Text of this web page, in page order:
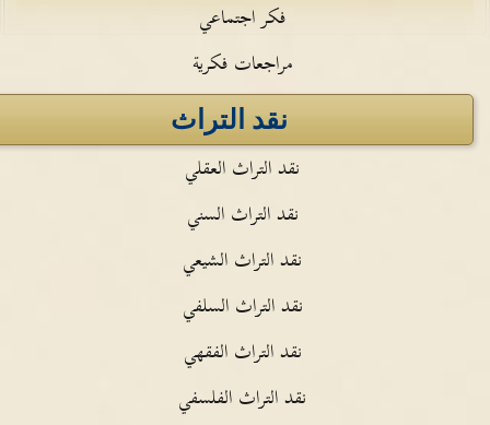
فكر اجتماعي
مراجعات فكرية
نقد التراث
نقد التراث العقلي
نقد التراث السني
نقد التراث الشيعي
نقد التراث السلفي
نقد التراث الفقهي
نقد التراث الفلسفي